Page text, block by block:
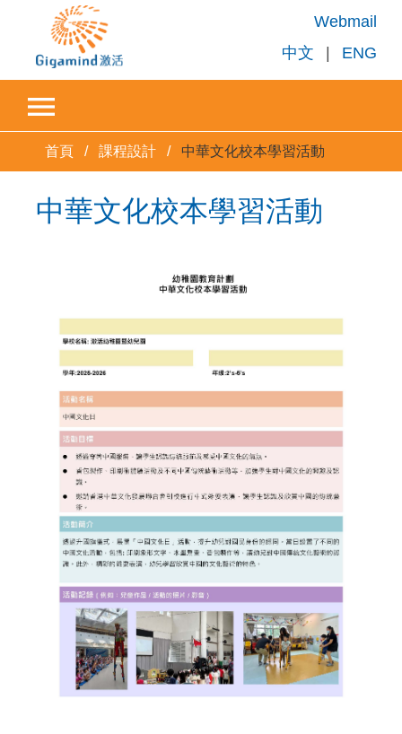
Webmail
中文
| ENG
首頁 課程設計 中華文化校本學習活動
中華文化校本學習活動